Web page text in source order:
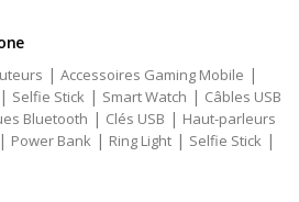
| Accessoires Gaming Mobile |
| Selfie Stick | Smart Watch | Câbles USB
Bluetooth | Clés USB | Haut-parleurs
| Power Bank | Ring Light | Selfie Stick |